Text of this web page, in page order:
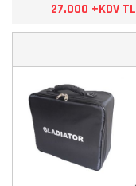
27.000 +KDV TL